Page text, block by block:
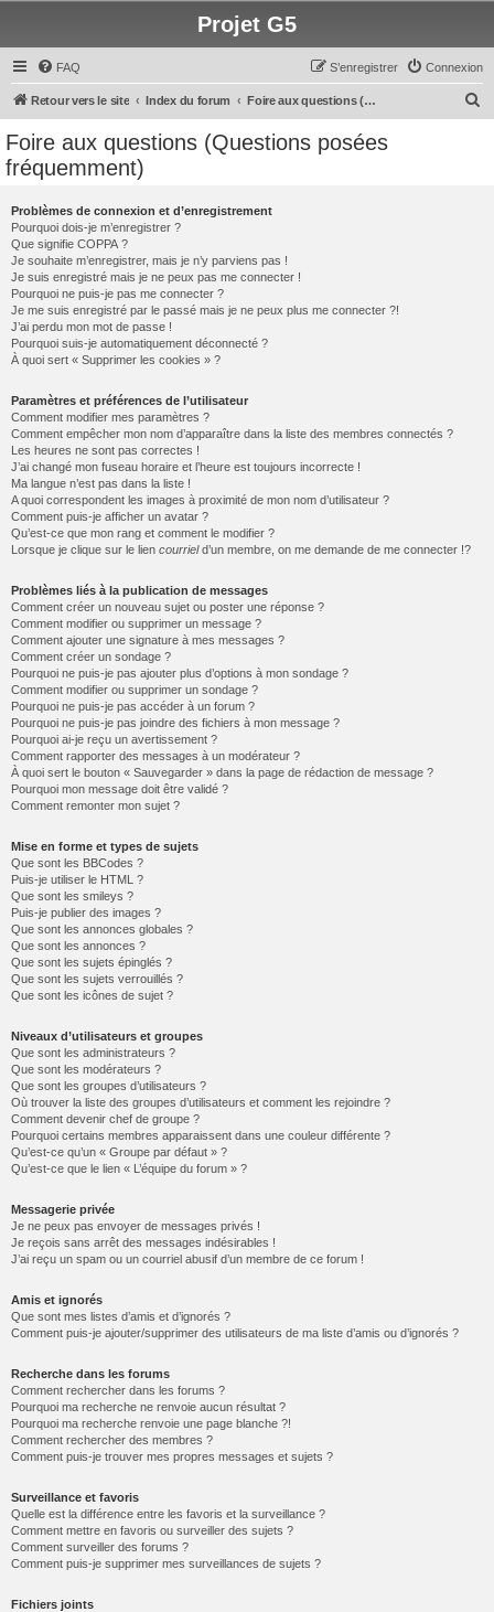
Projet G5
FAQ Connexion
S’enregistrer
Retour vers le site Index du forum Foire aux questions (Questions posées fréquemment)
Foire aux questions (Questions posées
fréquemment)
Problèmes de connexion et d’enregistrement
Pourquoi dois-je m’enregistrer ?
Que signifie COPPA ?
Je souhaite m’enregistrer, mais je n’y parviens pas !
Je suis enregistré mais je ne peux pas me connecter !
Pourquoi ne puis-je pas me connecter ?
Je me suis enregistré par le passé mais je ne peux plus me connecter ?!
J’ai perdu mon mot de passe !
Pourquoi suis-je automatiquement déconnecté ?
À quoi sert « Supprimer les cookies » ?
Paramètres et préférences de l’utilisateur
Comment modifier mes paramètres ?
Comment empêcher mon nom d’apparaître dans la liste des membres connectés ?
Les heures ne sont pas correctes !
J’ai changé mon fuseau horaire et l’heure est toujours incorrecte !
Ma langue n’est pas dans la liste !
A quoi correspondent les images à proximité de mon nom d’utilisateur ?
Comment puis-je afficher un avatar ?
Qu’est-ce que mon rang et comment le modifier ?
Lorsque je clique sur le lien courrield’un membre, on me demande de me connecter !?
Problèmes liés à la publication de messages
Comment créer un nouveau sujet ou poster une réponse ?
Comment modifier ou supprimer un message ?
Comment ajouter une signature à mes messages ?
Comment créer un sondage ?
Pourquoi ne puis-je pas ajouter plus d’options à mon sondage ?
Comment modifier ou supprimer un sondage ?
Pourquoi ne puis-je pas accéder à un forum ?
Pourquoi ne puis-je pas joindre des fichiers à mon message ?
Pourquoi ai-je reçu un avertissement ?
Comment rapporter des messages à un modérateur ?
À quoi sert le bouton « Sauvegarder » dans la page de rédaction de message ?
Pourquoi mon message doit être validé ?
Comment remonter mon sujet ?
Mise en forme et types de sujets
Que sont les BBCodes ?
Puis-je utiliser le HTML ?
Que sont les smileys ?
Puis-je publier des images ?
Que sont les annonces globales ?
Que sont les annonces ?
Que sont les sujets épinglés ?
Que sont les sujets verrouillés ?
Que sont les icônes de sujet ?
Niveaux d’utilisateurs et groupes
Que sont les administrateurs ?
Que sont les modérateurs ?
Que sont les groupes d’utilisateurs ?
Où trouver la liste des groupes d’utilisateurs et comment les rejoindre ?
Comment devenir chef de groupe ?
Pourquoi certains membres apparaissent dans une couleur différente ?
Qu’est-ce qu’un « Groupe par défaut » ?
Qu’est-ce que le lien « L’équipe du forum » ?
Messagerie privée
Je ne peux pas envoyer de messages privés !
Je reçois sans arrêt des messages indésirables !
J’ai reçu un spam ou un courriel abusif d’un membre de ce forum !
Amis et ignorés
Que sont mes listes d’amis et d’ignorés ?
Comment puis-je ajouter/supprimer des utilisateurs de ma liste d’amis ou d’ignorés ?
Recherche dans les forums
Comment rechercher dans les forums ?
Pourquoi ma recherche ne renvoie aucun résultat ?
Pourquoi ma recherche renvoie une page blanche ?!
Comment rechercher des membres ?
Comment puis-je trouver mes propres messages et sujets ?
Surveillance et favoris
Quelle est la différence entre les favoris et la surveillance ?
Comment mettre en favoris ou surveiller des sujets ?
Comment surveiller des forums ?
Comment puis-je supprimer mes surveillances de sujets ?
Fichiers joints